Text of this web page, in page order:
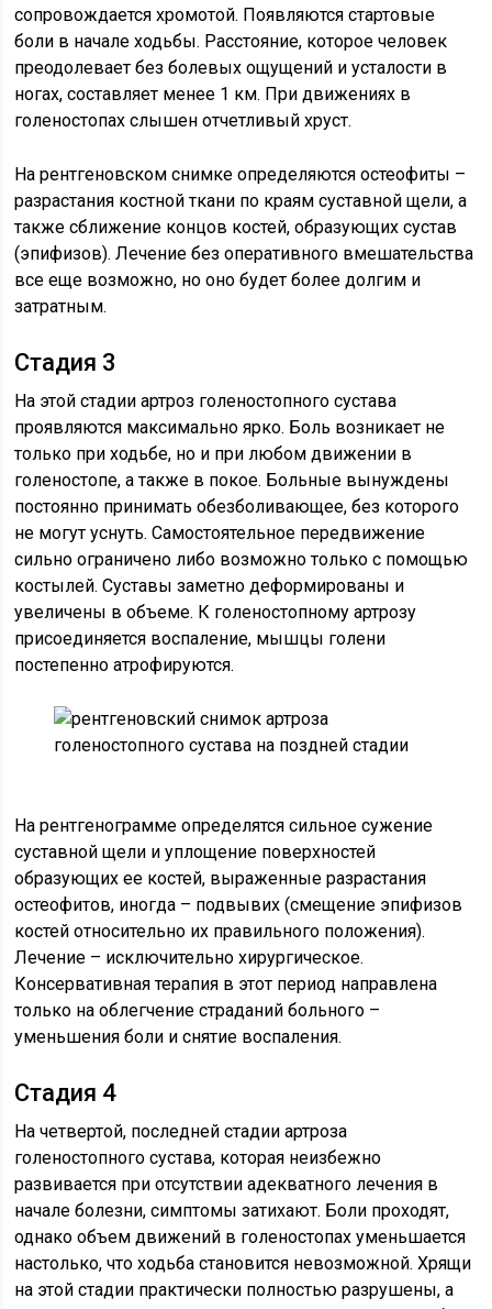
сопровождается хромотой. Появляются стартовые
боли в начале ходьбы. Расстояние, которое человек
преодолевает без болевых ощущений и усталости в
ногах, составляет менее 1 км. При движениях в
голеностопах слышен отчетливый хруст.
На рентгеновском снимке определяются остеофиты –
разрастания костной ткани по краям суставной щели, а
также сближение концов костей, образующих сустав
(эпифизов). Лечение без оперативного вмешательства
все еще возможно, но оно будет более долгим и
затратным.
Стадия 3
На этой стадии артроз голеностопного сустава
проявляются максимально ярко. Боль возникает не
только при ходьбе, но и при любом движении в
голеностопе, а также в покое. Больные вынуждены
постоянно принимать обезболивающее, без которого
не могут уснуть. Самостоятельное передвижение
сильно ограничено либо возможно только с помощью
костылей. Суставы заметно деформированы и
увеличены в объеме. К голеностопному артрозу
присоединяется воспаление, мышцы голени
постепенно атрофируются.
На рентгенограмме определятся сильное сужение
суставной щели и уплощение поверхностей
образующих ее костей, выраженные разрастания
остеофитов, иногда – подвывих (смещение эпифизов
костей относительно их правильного положения).
Лечение – исключительно хирургическое.
Консервативная терапия в этот период направлена
только на облегчение страданий больного –
уменьшения боли и снятие воспаления.
Стадия 4
На четвертой, последней стадии артроза
голеностопного сустава, которая неизбежно
развивается при отсутствии адекватного лечения в
начале болезни, симптомы затихают. Боли проходят,
однако объем движений в голеностопах уменьшается
настолько, что ходьба становится невозможной. Хрящи
на этой стадии практически полностью разрушены, а